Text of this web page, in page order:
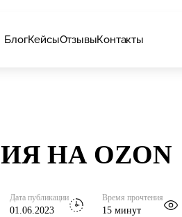
БлогКейсыОтзывыКонтакты
НА OZON
Дата публикации
01.06.2023
Время прочтения
15 минут